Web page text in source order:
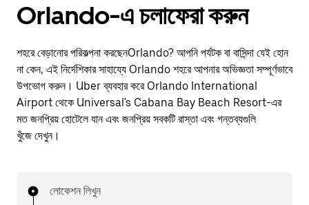
Orlando-এ চলাফেরা করুন
শহরে বেড়ানোর পরিকল্পনা করছেনOrlando? আপনি পর্যটক বা বাসিন্দা যেই হোন
না কেন, এই নির্দেশিকার সাহায্যে Orlando শহরে আপনার অভিজ্ঞতা সম্পূর্ণভাবে
উপভোগ করুন। Uber ব্যবহার করে Orlando International
Airport থেকে Universal's Cabana Bay Beach Resort-এর
মত জনপ্রিয় হোটেলে যান এবং জনপ্রিয় সবকটি রাস্তা এবং গন্তব্যগুলি
খুঁজে দেখুন।
লোকেশন লিখুন